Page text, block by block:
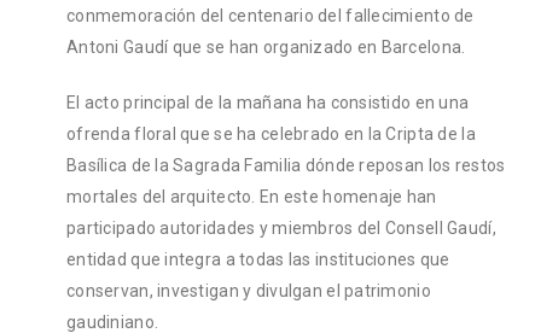
conmemoración del centenario del fallecimiento de
Antoni Gaudí que se han organizado en Barcelona.
El acto principal de la mañana ha consistido en una
ofrenda floral que se ha celebrado en la Cripta de la
Basílica de la Sagrada Familia dónde reposan los restos
mortales del arquitecto. En este homenaje han
participado autoridades y miembros del Consell Gaudí,
entidad que integra a todas las instituciones que
conservan, investigan y divulgan el patrimonio
gaudiniano.